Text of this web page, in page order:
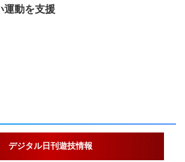
運動を支援
デジタル日刊遊技情報